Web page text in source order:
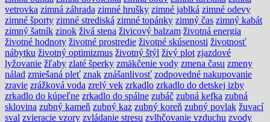
vetrovka zimná záhrada zimné hrušky zimné jablká zimné odevy
zimné športy zimné strediská zimné topánky zimný čas zimný kabát
zimný šatník zinok živá stena živicový balzam životná energia
životné hodnoty životné prostredie životné skúsenosti životnosť
nábytku životný optimizmus životný štýl živý plot zjazdové
lyžovanie žľaby zlaté šperky zmäkčenie vody zmena času zmeny
nálad zmiešaná pleť znak znášanlivosť zodpovedné nakupovanie
zravie zrážková voda zrelý vek zrkadlo zrkadlo do detskej izby
zrkadlo do kúpeľne zrkadlo do spálne zubáč zubná kefka zubná
sklovina zubný kameň zubný kaz zubný koreň zubný povlak žuvací
sval zvieracie vzory zvládanie stresu zvlhčovanie vzduchu zvody